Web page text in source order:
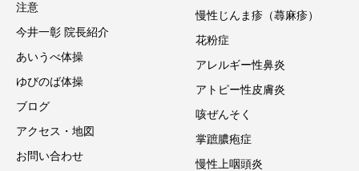
注意
今井一彰 院長紹介
あいうべ体操
ゆびのば体操
ブログ
アクセス・地図
お問い合わせ
慢性じんま疹（蕁麻疹）
花粉症
アレルギー性鼻炎
アトピー性皮膚炎
咳ぜんそく
掌蹠膿疱症
慢性上咽頭炎